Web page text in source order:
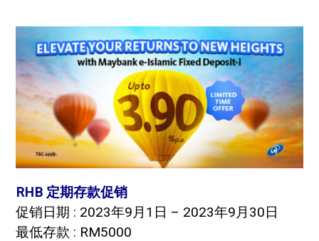
RHB 定期存款促销
促销日期 : 2023年9月1日 – 2023年9月30日
最低存款 : RM5000